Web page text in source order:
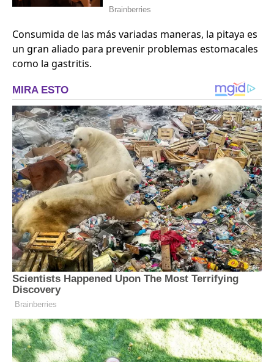
Consumida de las más variadas maneras, la pitaya es
un gran aliado para prevenir problemas estomacales
como la gastritis.